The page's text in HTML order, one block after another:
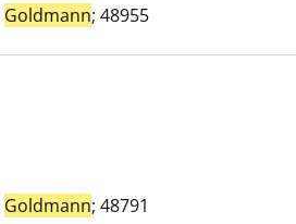
Goldmann; 48955
Goldmann; 48791